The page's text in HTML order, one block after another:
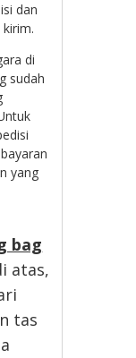
dan
di
sudah
yang
bag
atas,
tas